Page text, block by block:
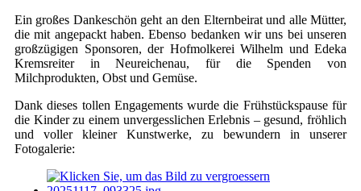
Ein großes Dankeschön geht an den Elternbeirat und alle Mütter,
die mit angepackt haben. Ebenso bedanken wir uns bei unseren
großzügigen Sponsoren, der Hofmolkerei Wilhelm und Edeka
Kremsreiter in Neureichenau, für die Spenden von
Milchprodukten, Obst und Gemüse.
Dank dieses tollen Engagements wurde die Frühstückspause für
die Kinder zu einem unvergesslichen Erlebnis – gesund, fröhlich
und voller kleiner Kunstwerke, zu bewundern in unserer
Fotogalerie: